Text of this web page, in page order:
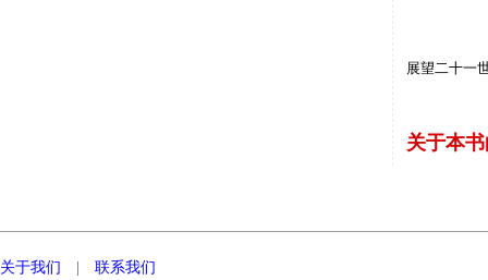
展望二十一
关于本
关于我们 联系我们